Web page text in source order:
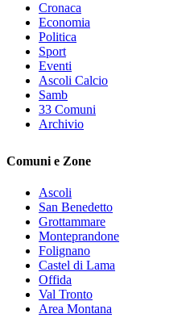
Cronaca
Economia
Politica
Sport
Eventi
Ascoli Calcio
Samb
33 Comuni
Archivio
Comuni e Zone
Ascoli
San Benedetto
Grottammare
Monteprandone
Folignano
Castel di Lama
Offida
Val Tronto
Area Montana